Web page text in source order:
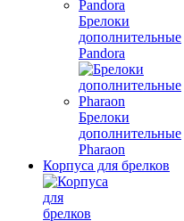
Брелоки
дополнительные
Pandora
Брелоки
дополнительные
Pharaon
Корпуса для брелков